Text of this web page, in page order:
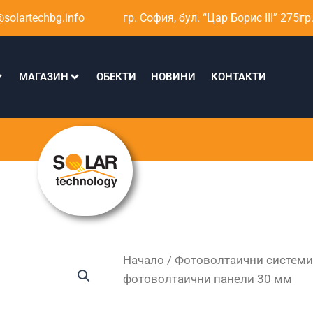
гр. София, бул. “Цар Борис III” 275
МАГАЗИН ОБЕКТИ НОВИНИ КОНТАКТИ
Начало / Фотоволтаични системи
фотоволтаични панели 30 мм